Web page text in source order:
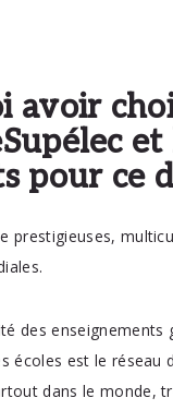
avoir
et
pour ce
prestigieuses,
des enseignements
écoles est le réseau
dans le monde,